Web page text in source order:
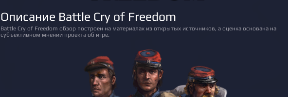
Описание Battle Cry of Freedom
Battle Cry of Freedom обзор построен на материалах из открытых источников, а оценка основана на
субъективном мнении проекта об игре.